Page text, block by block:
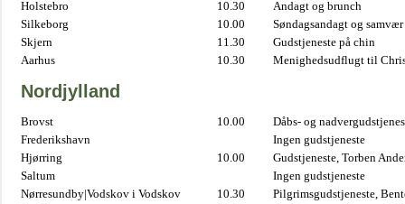
Holstebro
10.30
Andagt og brunch
Silkeborg
10.00
Søndagsandagt og samvær
Skjern
11.30
Gudstjeneste på chin
Aarhus
10.30 Menighedsudflugt til
Nordjylland
Brovst 10.00
Dåbs- og
Frederikshavn
Ingen gudstjeneste
Hjørring
10.00
Gudstjeneste, Torben
Saltum
Ingen gudstjeneste
Nørresundby|Vodskov i Vodskov
10.30
Pilgrimsgudstjeneste,